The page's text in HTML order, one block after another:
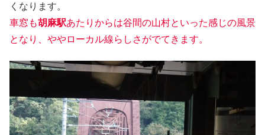
くなります。
車窓も胡麻駅あたりからは谷間の山村といった感じの風景
となり、ややローカル線らしさがでてきます。